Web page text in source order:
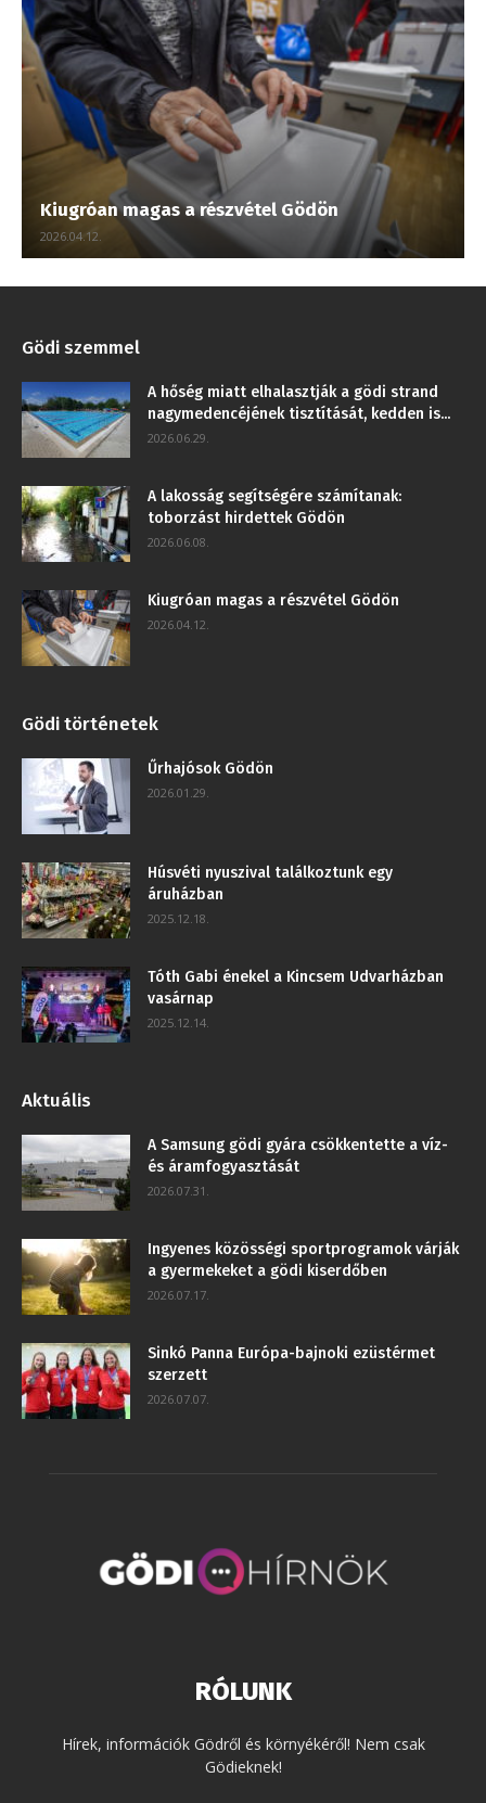
Kiugróan magas a részvétel Gödön
2026.04.12.
Gödi szemmel
A hőség miatt elhalasztják a gödi strand
nagymedencéjének tisztítását, kedden is...
2026.06.29.
A lakosság segítségére számítanak:
toborzást hirdettek Gödön
2026.06.08.
Kiugróan magas a részvétel Gödön
2026.04.12.
Gödi történetek
Űrhajósok Gödön
2026.01.29.
Húsvéti nyuszival találkoztunk egy
áruházban
2025.12.18.
Tóth Gabi énekel a Kincsem Udvarházban
vasárnap
2025.12.14.
Aktuális
A Samsung gödi gyára csökkentette a víz-
és áramfogyasztását
2026.07.31.
Ingyenes közösségi sportprogramok várják
a gyermekeket a gödi kiserdőben
2026.07.17.
Sinkó Panna Európa-bajnoki ezüstérmet
szerzett
2026.07.07.
RÓLUNK
Hírek, információk Gödről és környékéről! Nem csak
Gödieknek!